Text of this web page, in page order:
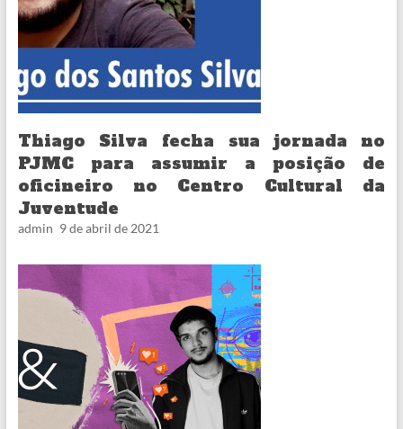
Thiago Silva fecha sua jornada no
PJMC para assumir a posição de
oficineiro no Centro Cultural da
Juventude
admin 9 de abril de 2021